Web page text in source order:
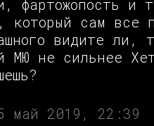
фартожопость и
который сам все
видите ли,
МЮ не сильнее
май 2019, 22:39